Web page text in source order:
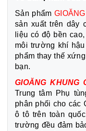
Sản phẩm
sản xuất trên dây
liệu có độ bền
môi trường khí
phẩm thay thế
bạn.
GIOĂNG KHUNG
Trung tâm Phụ
phân phối cho các
ô tô trên toàn
trường đều đảm